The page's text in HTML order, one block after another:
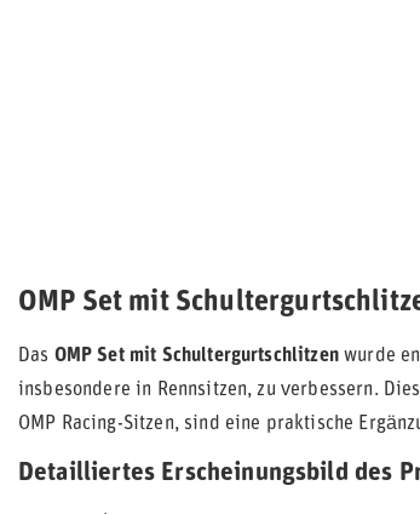
OMP Set mit
Das OMP Set mit Schultergurtschlitzenwurde
insbesondere in Rennsitzen, zu verbessern.
OMP Racing-Sitzen, sind eine praktische
Detailliertes Erscheinungsbild des